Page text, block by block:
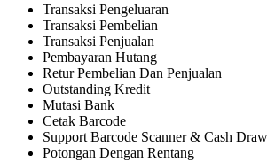
Transaksi Pengeluaran
Transaksi Pembelian
Transaksi Penjualan
Pembayaran Hutang
Retur Pembelian Dan Penjualan
Outstanding Kredit
Mutasi Bank
Cetak Barcode
Support Barcode Scanner & Cash
Potongan Dengan Rentang